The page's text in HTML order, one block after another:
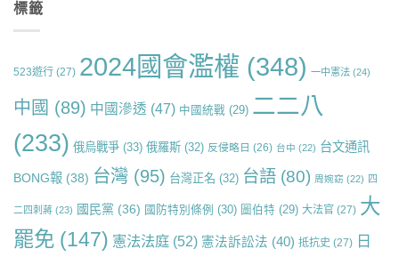
標籤
523遊行 (27) 2024國會濫權 (348) 一中憲法 (24)
中國 (89) 中國滲透 (47) 中國統戰 (29) 二二八
(233) 俄烏戰爭 (33) 俄羅斯 (32) 反侵略日 (26) 台中 (22) 台文通訊
BONG報 (38) 台灣 (95) 台灣正名 (32) 台語 (80) 周婉窈 (22) 四
二四刺蔣 (23) 國民黨 (36) 國防特別條例 (30) 圖伯特 (29) 大法官 (27) 大
罷免 (147) 憲法法庭 (52) 憲法訴訟法 (40) 抵抗史 (27) 日